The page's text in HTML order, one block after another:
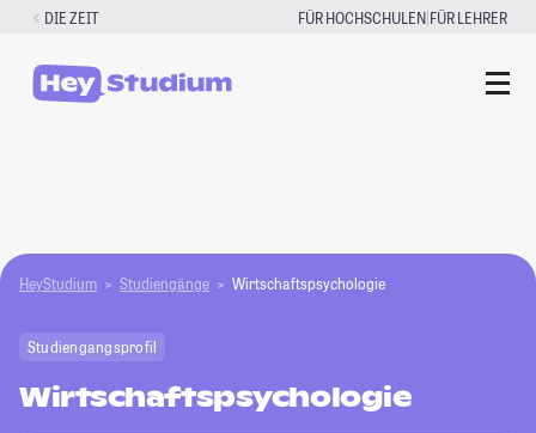
Zum
springen
DIE ZEIT FÜR HOCHSCHULEN|FÜR LEHRER
HeyStudium Studiengänge Wirtschaftspsychologie
Studiengangsprofil
Wirtschaftspsychologie